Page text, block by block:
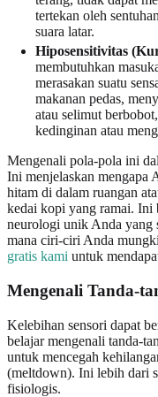
tertekan oleh
suara latar.
Hiposensitivitas
membutuhkan
merasakan suatu
makanan pedas,
atau selimut
kedinginan atau
Mengenali pola-pola ini
Ini menjelaskan mengapa
hitam di dalam ruangan
kedai kopi yang ramai. Ini
neurologi unik Anda yang
mana ciri-ciri Anda
gratis kami untuk
Mengenali Tanda-
Kelebihan sensori dapat
belajar mengenali tanda-
untuk mencegah
(meltdown). Ini lebih dari
fisiologis.